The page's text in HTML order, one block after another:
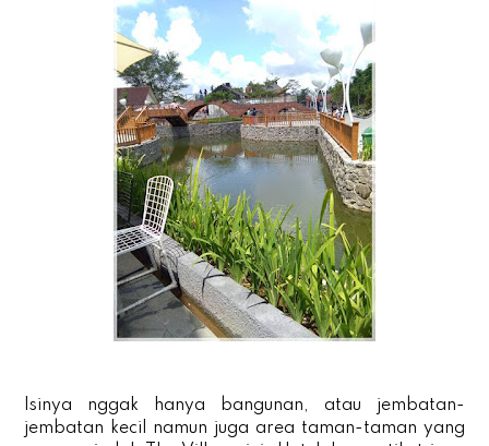
Isinya nggak hanya bangunan, atau jembatan-
jembatan kecil namun juga area taman-taman yang